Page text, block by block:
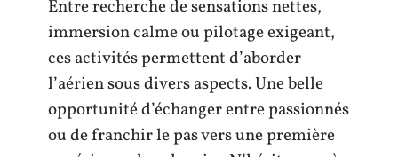
Entre recherche de sensations nettes,
immersion calme ou pilotage exigeant,
ces activités permettent d’aborder
l’aérien sous divers aspects. Une belle
opportunité d’échanger entre passionnés
ou de franchir le pas vers une première